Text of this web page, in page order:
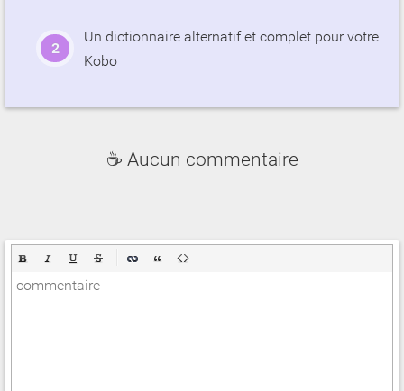
Un dictionnaire alternatif et complet pour votre
Kobo
☕ Aucun commentaire